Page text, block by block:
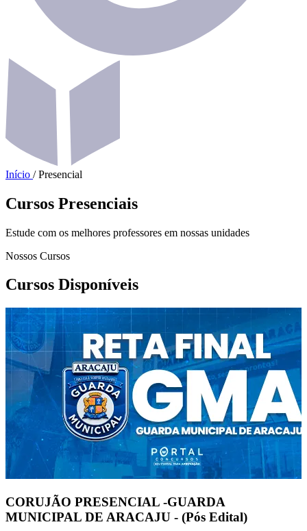
Início / Presencial
Cursos Presenciais
Estude com os melhores professores em nossas unidades
Nossos Cursos
Cursos Disponíveis
CORUJÃO PRESENCIAL -GUARDA
MUNICIPAL DE ARACAJU - (Pós Edital)